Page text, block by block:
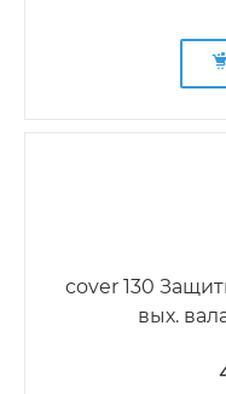
cover 130
вых.